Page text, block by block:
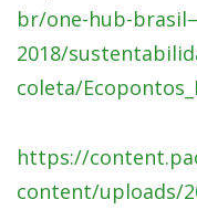
br/one-hub-
2018/
coleta/
https://
content/uploads/